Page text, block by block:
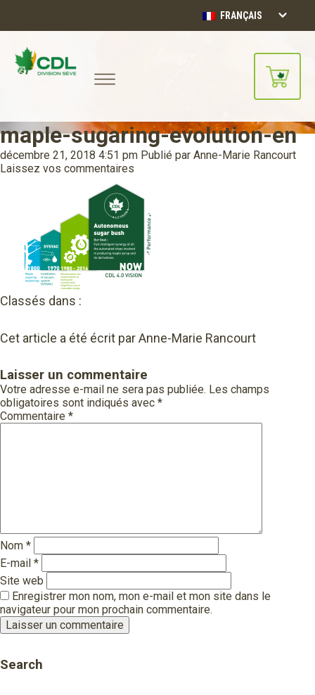
FRANÇAIS
Notre site d'achats en ligne sera
bientôt disponible!!
Merci de votre compréhension.
CONTINUER
maple-sugaring-evolution-en
décembre 21, 2018 4:51 pm Publié par Anne-Marie Rancourt
Laissez vos commentaires
Classés dans :
Cet article a été écrit par Anne-Marie Rancourt
Laisser un commentaire
Votre adresse e-mail ne sera pas publiée. Les champs
obligatoires sont indiqués avec *
Commentaire *
Nom *
E-mail *
Site web
Enregistrer mon nom, mon e-mail et mon site dans le
navigateur pour mon prochain commentaire.
Search